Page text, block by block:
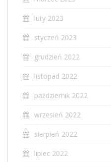
luty 2023
styczeń 2023
grudzień 2022
listopad 2022
październik 2022
wrzesień 2022
sierpień 2022
lipiec 2022